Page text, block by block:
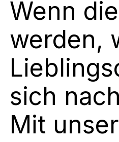
Wenn
werden,
sich
Mit